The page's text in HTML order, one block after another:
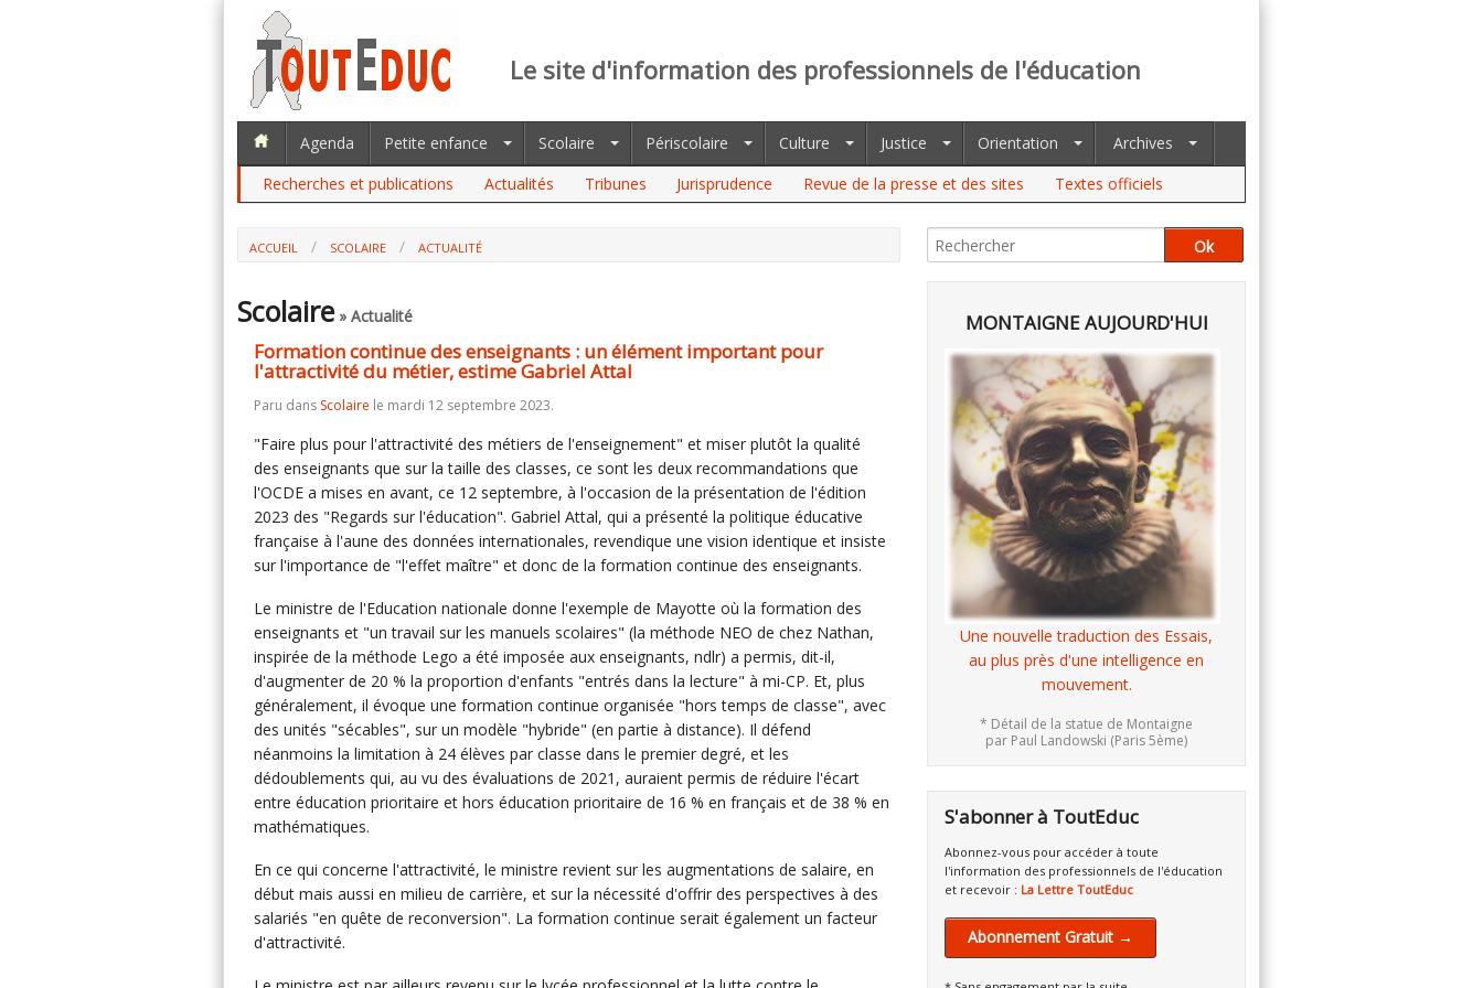
Le site d'information des professionnels de l'éducation
Agenda Petite enfance Scolaire Périscolaire Culture Justice Orientation
Archives
Recherches et publications
Actualités Tribunes Jurisprudence Revue de la presse et des sites Textes officiels
ACCUEIL SCOLAIRE
ACTUALITÉ
MÉTIER, ESTIME GABRIEL ATTAL
Scolaire» Actualité
Formation continue des enseignants : un élément important pour
l'attractivité du métier, estime Gabriel Attal
Paru dans Scolaire le mardi 12 septembre 2023.
"Faire plus pour l'attractivité des métiers de l'enseignement" et miser plutôt la qualité
des enseignants que sur la taille des classes, ce sont les deux recommandations que
l'OCDE a mises en avant, ce 12 septembre, à l'occasion de la présentation de l'édition
2023 des "Regards sur l'éducation". Gabriel Attal, qui a présenté la politique éducative
française à l'aune des données internationales, revendique une vision identique et insiste
sur l'importance de "l'effet maître" et donc de la formation continue des enseignants.
Le ministre de l'Education nationale donne l'exemple de Mayotte où la formation des
enseignants et "un travail sur les manuels scolaires" (la méthode NEO de chez Nathan,
inspirée de la méthode Lego a été imposée aux enseignants, ndlr) a permis, dit-il,
d'augmenter de 20 % la proportion d'enfants "entrés dans la lecture" à mi-CP. Et, plus
généralement, il évoque une formation continue organisée "hors temps de classe", avec
des unités "sécables", sur un modèle "hybride" (en partie à distance). Il défend
néanmoins la limitation à 24 élèves par classe dans le premier degré, et les
dédoublements qui, au vu des évaluations de 2021, auraient permis de réduire l'écart
entre éducation prioritaire et hors éducation prioritaire de 16 % en français et de 38 % en
mathématiques.
En ce qui concerne l'attractivité, le ministre revient sur les augmentations de salaire, en
début mais aussi en milieu de carrière, et sur la nécessité d'offrir des perspectives à des
salariés "en quête de reconversion". La formation continue serait également un facteur
d'attractivité.
MONTAIGNE AUJOURD'HUI
Une nouvelle traduction des Essais,
au plus près d'une intelligence en
mouvement.
* Détail de la statue de Montaigne
par Paul Landowski (Paris 5ème)
S'abonner à ToutEduc
Abonnez-vous pour accéder à toute
l'information des professionnels de l'éducation
et recevoir : La Lettre ToutEduc
Abonnement Gratuit →